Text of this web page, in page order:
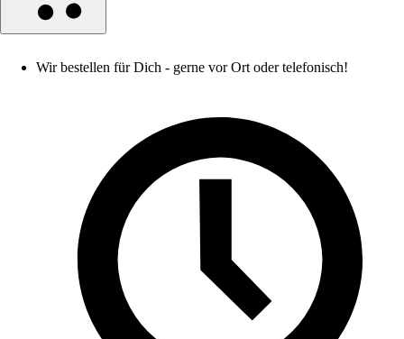
Wir bestellen für Dich - gerne vor Ort oder telefonisch!